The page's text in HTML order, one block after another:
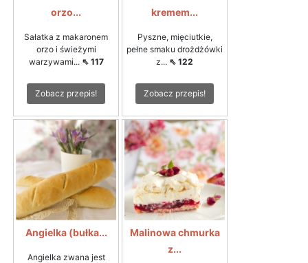
orzo...
Sałatka z makaronem
orzo i świeżymi
warzywami... ⇖ 117
Zobacz przepis!
kremem...
Pyszne, mięciutkie,
pełne smaku drożdżówki
z... ⇖ 122
Zobacz przepis!
Angielka (bułka...
Angielka zwana jest
Malinowa chmurka
z...